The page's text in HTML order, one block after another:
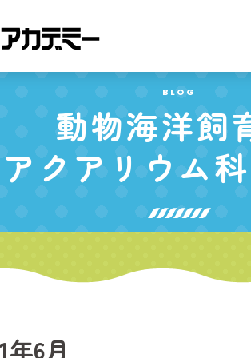
BLOG
動物海洋飼
アクアリウム科
年6月